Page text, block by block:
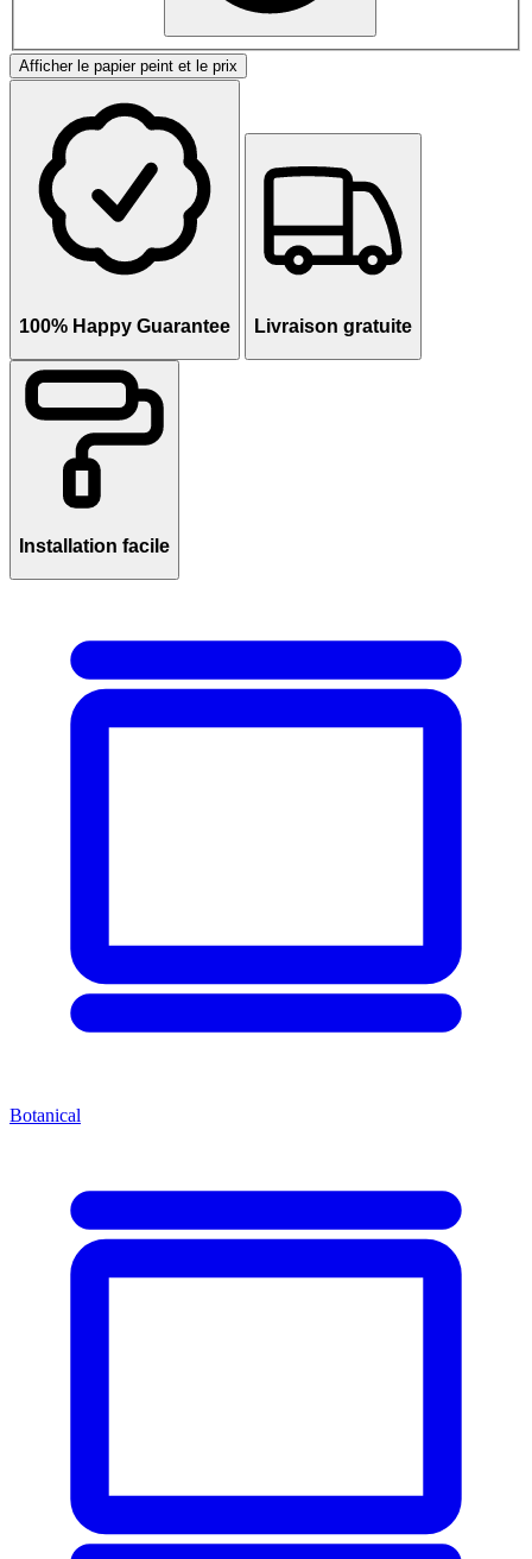
Afficher le papier peint et le prix
100% Happy Guarantee Livraison gratuite
Installation facile
Botanical